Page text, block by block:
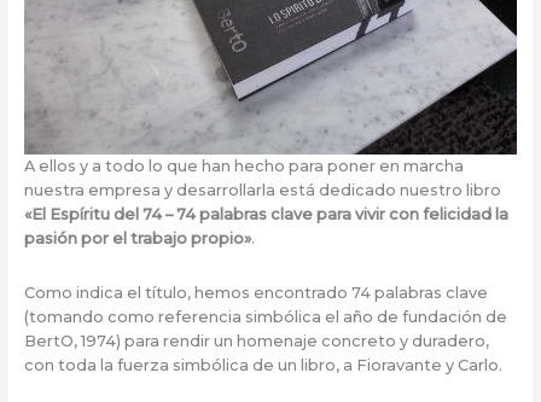
A ellos y a todo lo que han hecho para poner en marcha
nuestra empresa y desarrollarla está dedicado nuestro libro
«El Espíritu del 74 – 74 palabras clave para vivir con felicidad la
pasión por el trabajo propio».
Como indica el título, hemos encontrado 74 palabras clave
(tomando como referencia simbólica el año de fundación de
BertO, 1974) para rendir un homenaje concreto y duradero,
con toda la fuerza simbólica de un libro, a Fioravante y Carlo.